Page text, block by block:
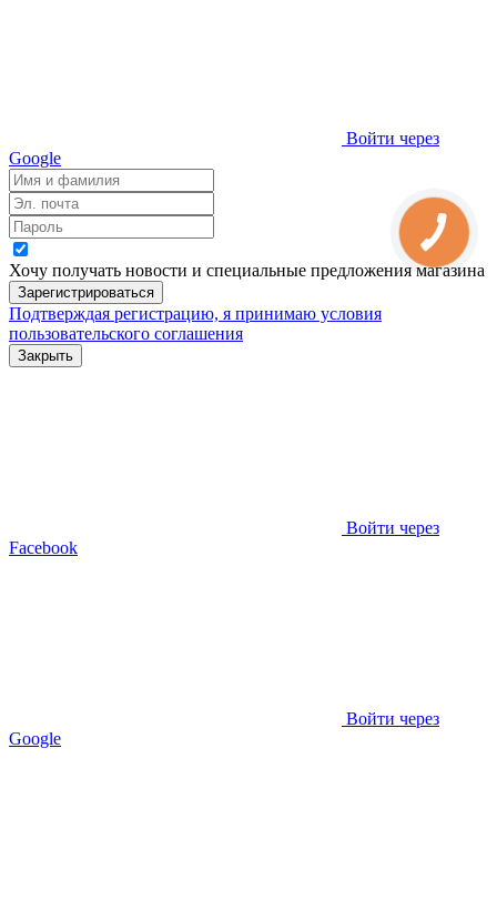
Войти через
Google
Хочу получать новости и специальные предложения магазина
Зарегистрироваться
Подтверждая регистрацию, я принимаю условия
пользовательского соглашения
Закрыть
Войти через
Facebook
Войти через
Google